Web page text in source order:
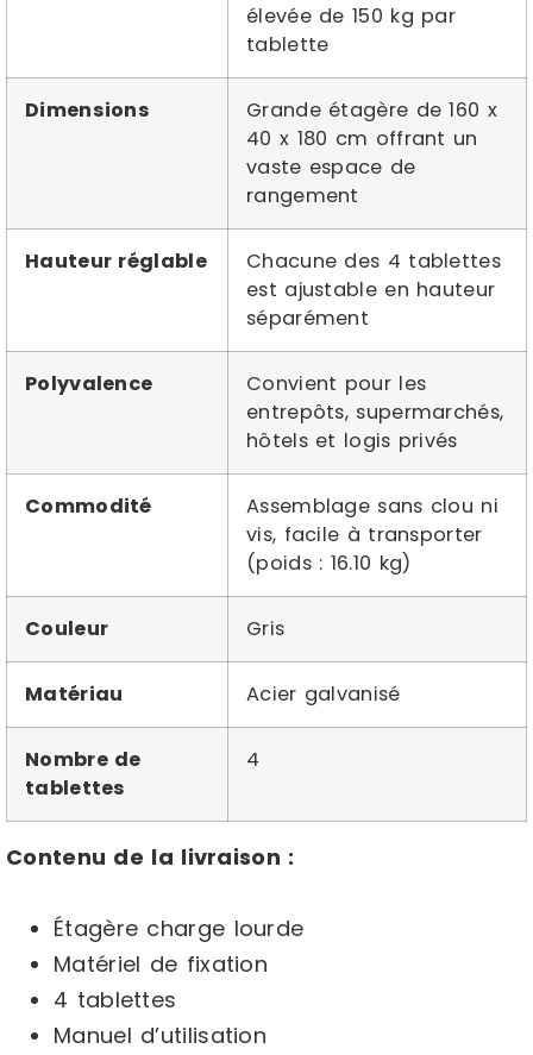
élevée de 150 kg par
tablette
Dimensions
Grande étagère de 160 x
40 x 180 cm offrant un
vaste espace de
rangement
Hauteur réglable
Chacune des 4 tablettes
est ajustable en hauteur
séparément
Polyvalence
Convient pour les
entrepôts, supermarchés,
hôtels et logis privés
Commodité
Assemblage sans clou ni
vis, facile à transporter
(poids : 16.10 kg)
Couleur Gris
Matériau Acier galvanisé
Nombre de
tablettes
4
Contenu de la livraison :
Étagère charge lourde
Matériel de fixation
4 tablettes
Manuel d’utilisation